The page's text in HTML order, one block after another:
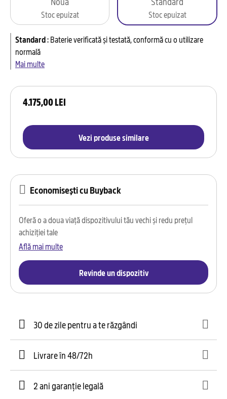
4.175,00 LEI
Vezi produse similare
Stoc epuizat Stoc epuizat
Standard:Baterie verificată și testată, conformă cu o utilizare
normală
Mai multe
Economisești cu Buyback
Oferă o a doua viață dispozitivului tău vechi și redu prețul
achiziției tale
Află mai multe
Revinde un dispozitiv
30 de zile pentru a te răzgândi
Livrare în 48/72h
2 ani garanție legală